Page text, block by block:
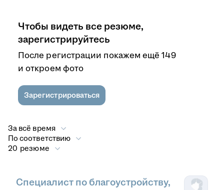
Чтобы видеть все резюме,
зарегистрируйтесь
После регистрации покажем ещё 149
и откроем фото
Зарегистрироваться
За всё время
По соответствию
20 резюме
Специалист по благоустройству,